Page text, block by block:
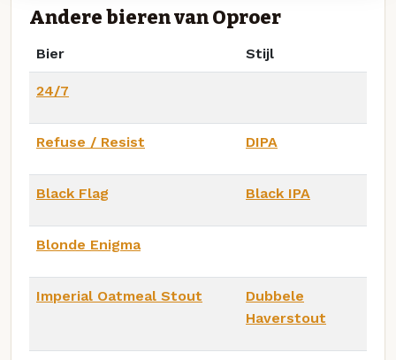
Andere bieren van Oproer
Bier Stijl
24/7
Refuse / Resist DIPA
Black Flag Black IPA
Blonde Enigma
Imperial Oatmeal Stout
Dubbele
Haverstout